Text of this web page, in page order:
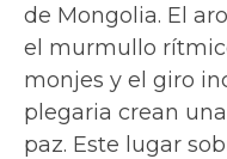
de Mongolia. El
el murmullo
monjes y el giro
plegaria crean
paz. Este lugar